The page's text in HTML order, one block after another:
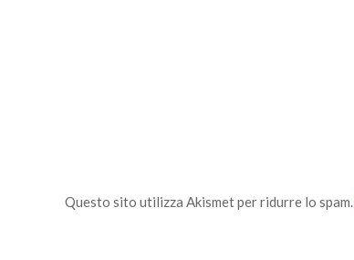
Questo sito utilizza Akismet per ridurre lo spam.